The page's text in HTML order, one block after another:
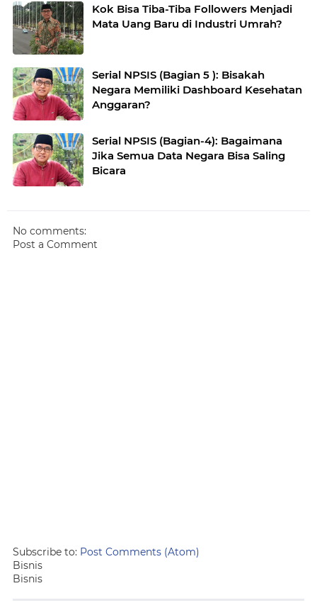
Kok Bisa Tiba-Tiba Followers Menjadi
Mata Uang Baru di Industri Umrah?
Serial NPSIS (Bagian 5 ): Bisakah
Negara Memiliki Dashboard Kesehatan
Anggaran?
Serial NPSIS (Bagian-4): Bagaimana
Jika Semua Data Negara Bisa Saling
Bicara
No comments:
Post a Comment
Subscribe to: Post Comments (Atom)
Bisnis
Bisnis